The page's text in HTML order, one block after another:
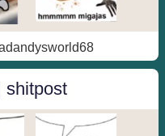
shitpost